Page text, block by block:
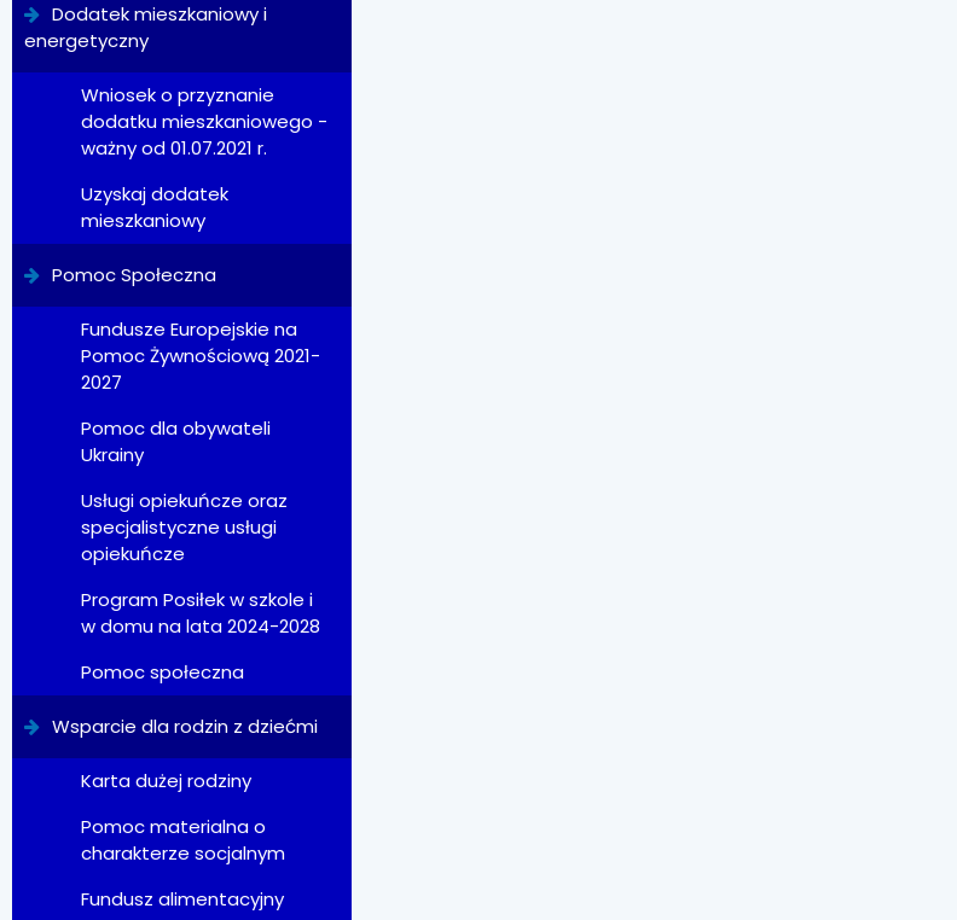
Dodatek mieszkaniowy i
energetyczny
Wniosek o przyznanie
dodatku mieszkaniowego -
ważny od 01.07.2021 r.
Uzyskaj dodatek
mieszkaniowy
Pomoc Społeczna
Fundusze Europejskie na
Pomoc Żywnościową 2021-
2027
Pomoc dla obywateli
Ukrainy
Usługi opiekuńcze oraz
specjalistyczne usługi
opiekuńcze
Program Posiłek w szkole i
w domu na lata 2024-2028
Pomoc społeczna
Wsparcie dla rodzin z dziećmi
Karta dużej rodziny
Pomoc materialna o
charakterze socjalnym
Fundusz alimentacyjny